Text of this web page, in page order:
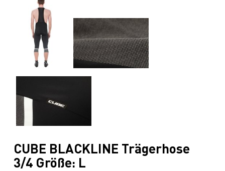
CUBE BLACKLINE Trägerhose
3/4 Größe: L